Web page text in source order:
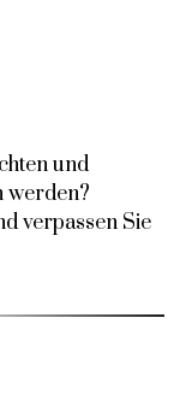
und
werden?
verpassen Sie